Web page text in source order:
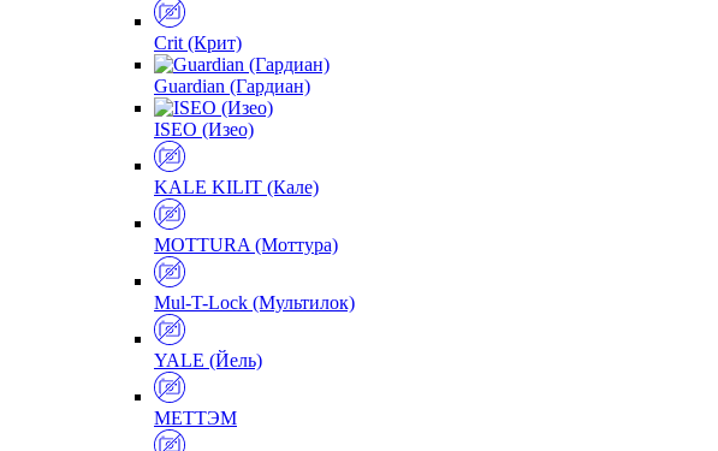
Crit (Крит)
Guardian (Гардиан)
ISEO (Изео)
KALE KILIT (Кале)
MOTTURA (Моттура)
Mul-T-Lock (Мультилок)
YALE (Йель)
МЕТТЭМ